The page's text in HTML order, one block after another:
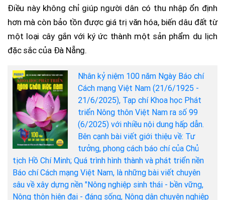
Điều này không chỉ giúp người dân có thu nhập ổn định
hơn mà còn bảo tồn được giá trị văn hóa, biến dâu đất từ
một loại cây gắn với ký ức thành một sản phẩm du lịch
đặc sắc của Đà Nẵng.
Nhân kỷ niệm 100 năm Ngày Báo chí
Cách mạng Việt Nam (21/6/1925 -
21/6/2025), Tạp chí Khoa học Phát
triển Nông thôn Việt Nam ra số 99
(6/2025) với nhiều nội dung hấp dẫn.
Bên cạnh bài viết giới thiệu về: Tư
tưởng, phong cách báo chí của Chủ
tịch Hồ Chí Minh; Quá trình hình thành và phát triển nền
Báo chí Cách mạng Việt Nam, là những bài viết chuyên
sâu về xây dựng nền "Nông nghiệp sinh thái - bền vững,
Nông thôn hiện đại - đáng sống, Nông dân chuyên nghiệp